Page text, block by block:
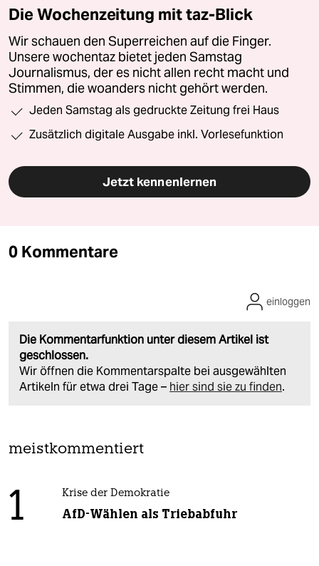
Die Wochenzeitung mit taz-Blick
Wir schauen den Superreichen auf die Finger.
Unsere wochentaz bietet jeden Samstag
Journalismus, der es nicht allen recht macht und
Stimmen, die woanders nicht gehört werden.
Jeden Samstag als gedruckte Zeitung frei Haus
Zusätzlich digitale Ausgabe inkl. Vorlesefunktion
Jetzt kennenlernen
0 Kommentare
Die Kommentarfunktion unter diesem Artikel ist
geschlossen.
Wir öffnen die Kommentarspalte bei ausgewählten
Artikeln für etwa drei Tage – hier sind sie zu finden.
einloggen
meistkommentiert
1 Krise der Demokratie
AfD-Wählen als Triebabfuhr